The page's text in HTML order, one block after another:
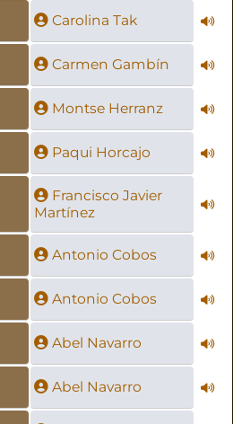
Carolina Tak
Carmen Gambín
Montse Herranz
Paqui Horcajo
Francisco Javier
Martínez
Antonio Cobos
Antonio Cobos
Abel Navarro
Abel Navarro